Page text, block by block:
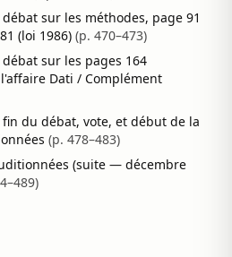
sur les méthodes, page 91
(loi 1986) (p. 470–473)
sur les pages 164
Dati / Complément
du débat, vote, et début de la
(p. 478–483)
(suite — décembre